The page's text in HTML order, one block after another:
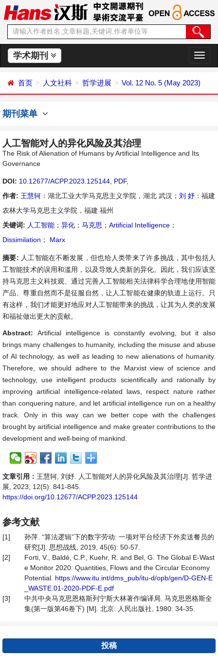
学术期刊
切
换
航
首页 人文社科 哲学进展 Vol. 12 No. 5 (May 2023)
期刊菜单
人工智能对人的异化风险及其治理
The Risk of Alienation of Humans by Artificial Intelligence and Its
Governance
DOI: 10.12677/ACPP.2023.125144 PDF,
作者: 王慧轲 ：湖北工业大学马克思主义学院，湖北 武汉； 刘 妤 ：福建
农林大学马克思主义学院，福建 福州
关键词: 人工智能 ； 异化 ； 马克思 ； Artificial Intelligence ；
Dissimilation ； Marx
摘要: 人工智能在不断发展，但也给人类带来了许多挑战，其中包括人
工智能技术的误用和滥用，以及导致人类新的异化。因此，我们应该坚
持马克思主义科技观、通过完善人工智能相关法律科学合理地使用智能
产品、尊重自然而不是征服自然，让人工智能在健康的轨道上运行。只
有这样，我们才能更好地应对人工智能带来的挑战，让其为人类的发展
和福祉做出更大的贡献。
Abstract: Artificial intelligence is constantly evolving, but it also
brings many challenges to humanity, including the misuse and abuse
of AI technology, as well as leading to new alienations of humanity.
Therefore, we should adhere to the Marxist view of science and
technology, use intelligent products scientifically and rationally by
improving artificial intelligence-related laws, respect nature rather
than conquering nature, and let artificial intelligence run on a healthy
track. Only in this way can we better cope with the challenges
brought by artificial intelligence and make greater contributions to the
development and well-being of mankind.
文章引用： 王慧轲, 刘妤. 人工智能对人的异化风险及其治理[J]. 哲学进
展, 2023, 12(5): 841-845.
https://doi.org/10.12677/ACPP.2023.125144
参考文献
[1]
孙萍. “算法逻辑”下的数字劳动: 一项对平台经济下外卖送餐员的
研究[J]. 思想战线, 2019, 45(6): 50-57.
[2]
Forti, V., Baldé, C.P., Kuehr, R. and Bel, G. The Global E-Wast
e Monitor 2020: Quantities, Flows and the Circular Economy
Potential. https://www.itu.int/dms_pub/itu-d/opb/gen/D-GEN-E
_WASTE.01-2020-PDF-E.pdf
[3]
中共中央马克思恩格斯列宁斯大林著作编译局. 马克思恩格斯全
集(第一版第46卷下) [M]. 北京: 人民出版社, 1980: 34-35.
投稿